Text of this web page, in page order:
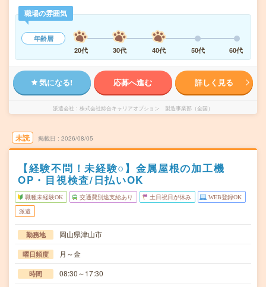
職場の雰囲気
年齢層
20代
30代 40代 50代 60代
気になる! 応募へ進む 詳しく見る
派遣会社 株式会社綜合キャリアオプション 製造事業部（全国）
未読 掲載日 2026/08/05
【経験不問！未経験○】金属屋根の加工機
OP・目視検査/日払いOK
職種未経験OK 交通費別途支給あり 土日祝日が休み WEB登録OK
派遣
勤務地 岡山県津山市
曜日頻度 月～金
時間 08:30～17:30